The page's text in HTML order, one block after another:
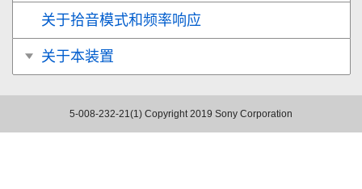
关于拾音模式和频率响应
关于本装置
5-008-232-21(1) Copyright 2019 Sony Corporation